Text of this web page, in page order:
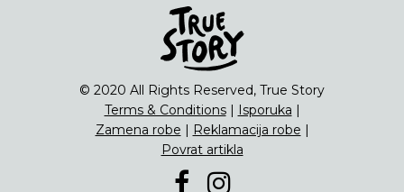
© 2020 All Rights Reserved, True Story
Terms & Conditions| Isporuka |
Zamena robe | Reklamacija robe |
Povrat artikla